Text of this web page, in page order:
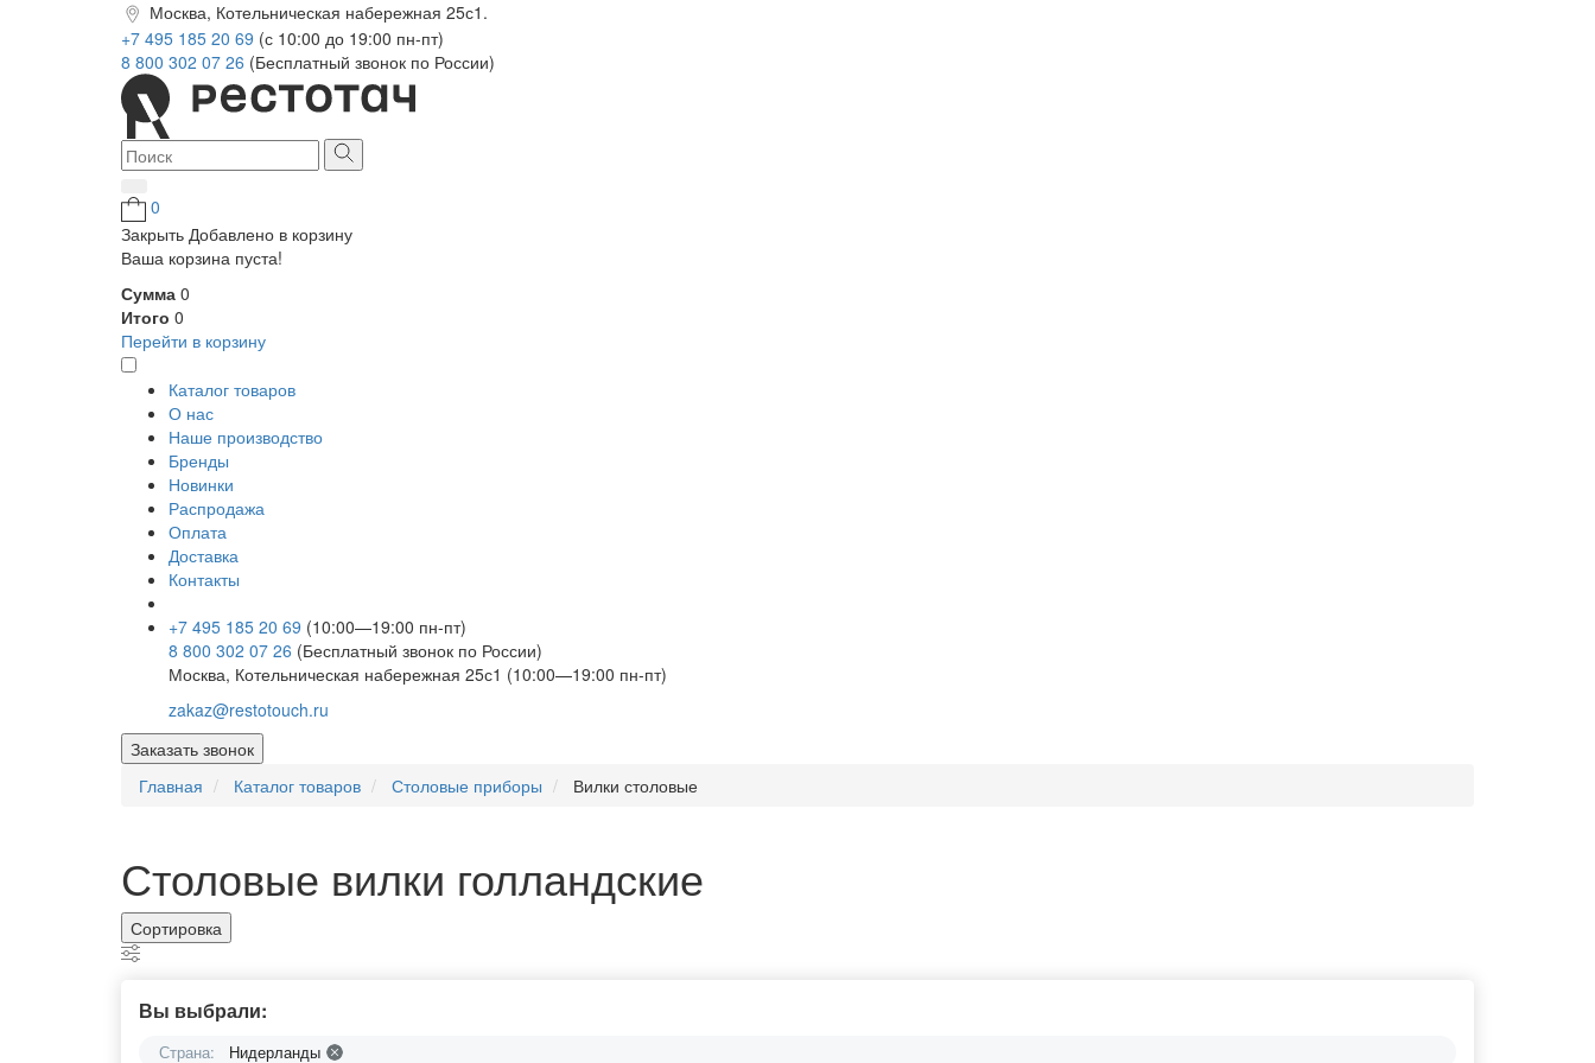
Москва, Котельническая набережная 25с1.
+7 495 185 20 69 (с 10:00 до 19:00 пн-пт)
8 800 302 07 26 (Бесплатный звонок по России)
0
Закрыть Добавлено в корзину
Ваша корзина пуста!
Сумма 0
Итого 0
Перейти в корзину
Каталог товаров
О нас
Наше производство
Бренды
Новинки
Распродажа
Оплата
Доставка
Контакты
+7 495 185 20 69 (10:00—19:00 пн-пт)
8 800 302 07 26 (Бесплатный звонок по России)
Москва, Котельническая набережная 25с1 (10:00—19:00 пн-пт)
zakaz@restotouch.ru
Заказать звонок
Главная
Каталог товаров Столовые приборы Вилки столовые
Столовые вилки голландские
Сортировка
Вы выбрали:
Страна: Нидерланды